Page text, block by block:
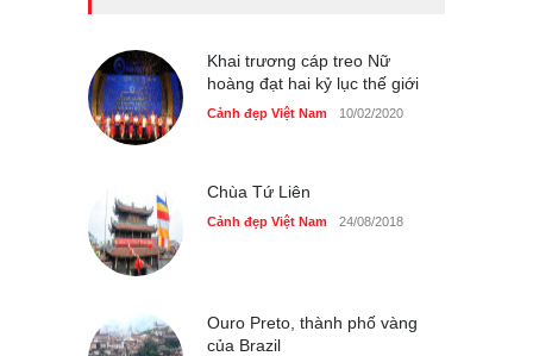
Cảnh đẹp Việt Nam 24/04/2020
Những món ăn đồng quê
Khai trương cáp treo Nữ
hoàng đạt hai kỷ lục thế giới
Cảnh đẹp Việt Nam 10/02/2020
Chùa Tứ Liên
Cảnh đẹp Việt Nam 24/08/2018
Ouro Preto, thành phố vàng
của Brazil